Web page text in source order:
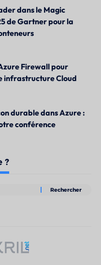
dans le Magic
de Gartner pour la
Firewall pour
infrastructure Cloud
durable dans Azure :
conférence
?